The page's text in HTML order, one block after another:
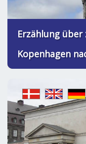
Erzählung über
Kopenhagen